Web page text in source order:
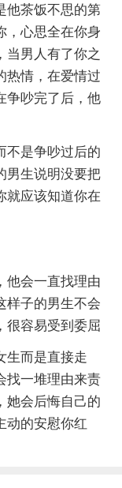
他茶饭不思的第
，心思全在你身
当男人有了你之
热情，在爱情过
争吵完了后，他
不是争吵过后的
男生说明没要把
就应该知道你在
他会一直找理由
样子的男生不会
很容易受到委屈
生而是直接走
找一堆理由来责
她会后悔自己的
动的安慰你红